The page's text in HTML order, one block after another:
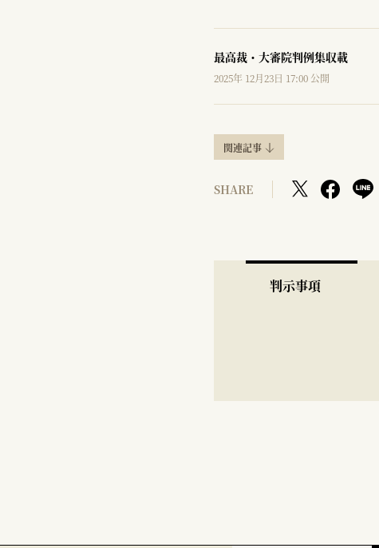
最高裁・大審院判例集収載
2025年 12月23日 17:00 公開
関連記事
SHARE
判示事項